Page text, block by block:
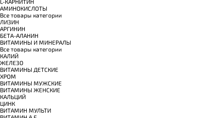
АМИНОКИСЛОТЫ
Все товары категории
ЛИЗИН
АРГИНИН
БЕТА-АЛАНИН
ВИТАМИНЫ И МИНЕРАЛЫ
Все товары категории
КАЛИЙ
ЖЕЛЕЗО
ВИТАМИНЫ ДЕТСКИЕ
ХРОМ
ВИТАМИНЫ МУЖСКИЕ
ВИТАМИНЫ ЖЕНСКИЕ
КАЛЬЦИЙ
ЦИНК
ВИТАМИН МУЛЬТИ